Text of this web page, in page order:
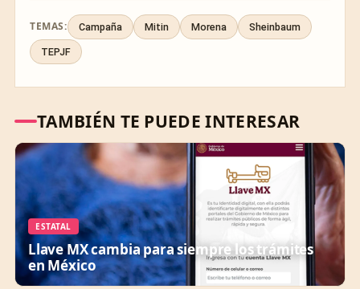
TEMAS: Campaña Mitin Morena Sheinbaum
TEPJF
TAMBIÉN TE PUEDE INTERESAR
ESTATAL
Llave MX cambia para siempre los trámites
en México